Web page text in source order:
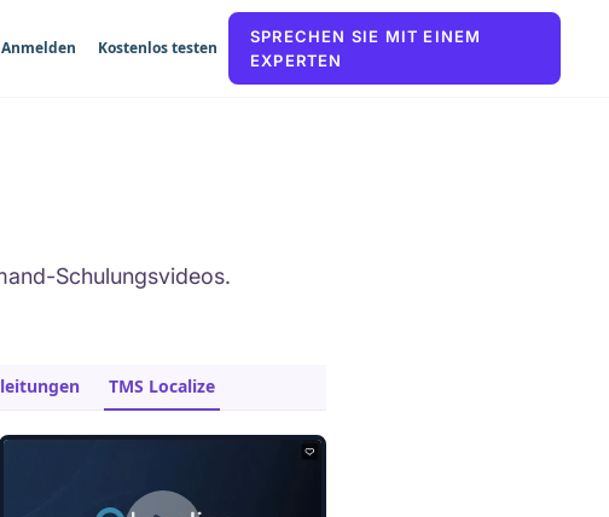
Anmelden Kostenlos testen
SPRECHEN SIE MIT EINEM
EXPERTEN
Schulungsvideos.
TMS Localize